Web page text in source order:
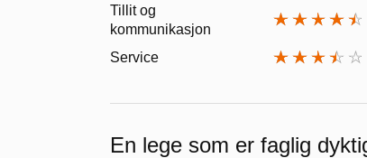
Tillit og
kommunikasjon
Service
En lege som er faglig